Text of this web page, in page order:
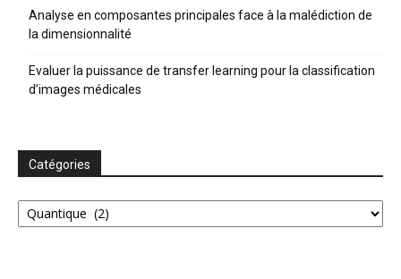
Analyse en composantes principales face à la malédiction de
la dimensionnalité
Evaluer la puissance de transfer learning pour la classification
d’images médicales
Catégories
Catégories